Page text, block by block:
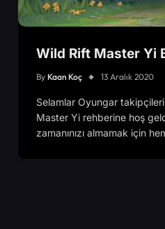
Wild Rift Master Yi
By Kaan Koç 13 Aralık 2020
Selamlar Oyungar
Master Yi rehberine hoş
zamanınızı almamak için